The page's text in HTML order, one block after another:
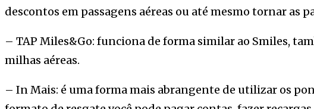
descontos em passagens aéreas ou até mesmo tornar as
– TAP Miles&Go: funciona de forma similar ao Smiles,
milhas aéreas.
– In Mais: é uma forma mais abrangente de utilizar os